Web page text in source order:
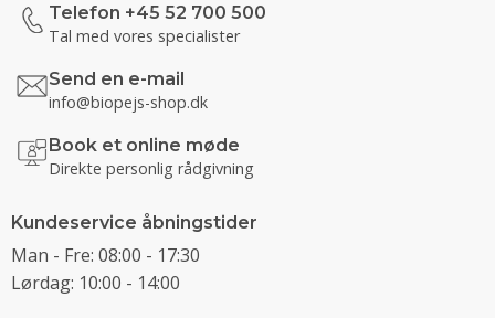
Telefon +45 52 700 500
Tal med vores specialister
Send en e-mail
info@biopejs-shop.dk
Book et online møde
Direkte personlig rådgivning
Kundeservice åbningstider
Man - Fre: 08:00 - 17:30
Lørdag: 10:00 - 14:00